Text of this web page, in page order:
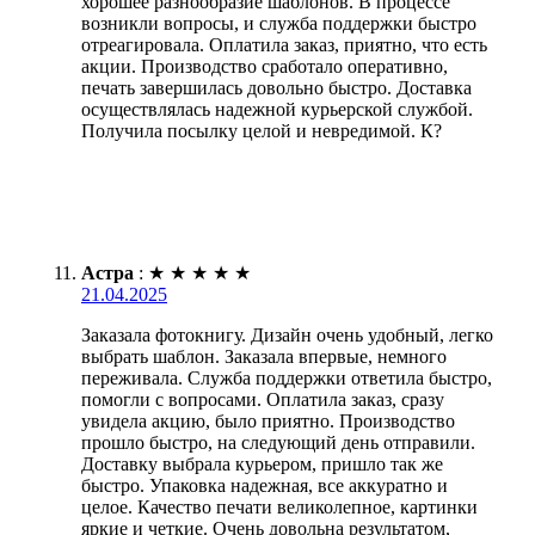
возникли вопросы, и служба поддержки быстро
отреагировала. Оплатила заказ, приятно, что есть
акции. Производство сработало оперативно,
печать завершилась довольно быстро. Доставка
осуществлялась надежной курьерской службой.
Получила посылку целой и невредимой. К?
Астра : ★ ★ ★ ★ ★
21.04.2025
Заказала фотокнигу. Дизайн очень удобный, легко
выбрать шаблон. Заказала впервые, немного
переживала. Служба поддержки ответила быстро,
помогли с вопросами. Оплатила заказ, сразу
увидела акцию, было приятно. Производство
прошло быстро, на следующий день отправили.
Доставку выбрала курьером, пришло так же
быстро. Упаковка надежная, все аккуратно и
целое. Качество печати великолепное, картинки
яркие и четкие. Очень довольна результатом,